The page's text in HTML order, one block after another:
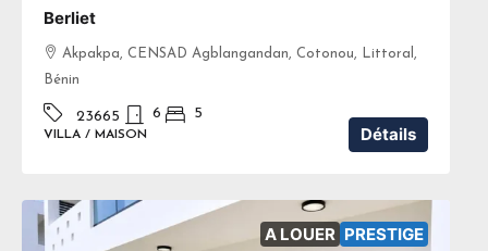
Berliet
Akpakpa, CENSAD Agblangandan, Cotonou, Littoral,
Bénin
23665 6 5
VILLA / MAISON Détails
A LOUER PRESTIGE